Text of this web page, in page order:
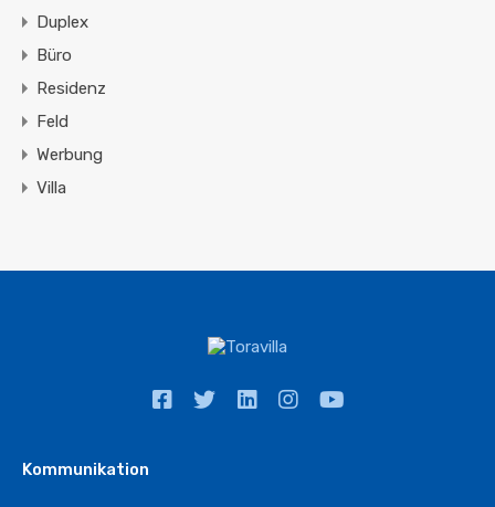
Duplex
Büro
Residenz
Feld
Werbung
Villa
Kommunikation